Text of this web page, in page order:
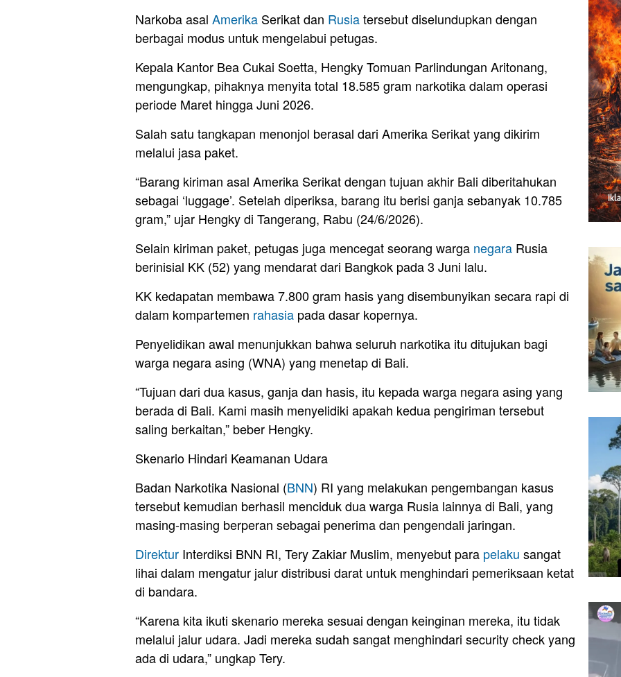
Narkoba asal Amerika Serikat dan Rusiatersebut diselundupkan dengan
berbagai modus untuk mengelabui petugas.
Kepala Kantor Bea Cukai Soetta, Hengky Tomuan Parlindungan Aritonang,
mengungkap, pihaknya menyita total 18.585 gram narkotika dalam operasi
periode Maret hingga Juni 2026.
Salah satu tangkapan menonjol berasal dari Amerika Serikat yang dikirim
melalui jasa paket.
“Barang kiriman asal Amerika Serikat dengan tujuan akhir Bali diberitahukan
sebagai ‘luggage’. Setelah diperiksa, barang itu berisi ganja sebanyak 10.785
gram,” ujar Hengky di Tangerang, Rabu (24/6/2026).
Selain kiriman paket, petugas juga mencegat seorang warga negara Rusia
berinisial KK (52) yang mendarat dari Bangkok pada 3 Juni lalu.
KK kedapatan membawa 7.800 gram hasis yang disembunyikan secara rapi di
dalam kompartemen rahasia pada dasar kopernya.
Penyelidikan awal menunjukkan bahwa seluruh narkotika itu ditujukan bagi
warga negara asing (WNA) yang menetap di Bali.
“Tujuan dari dua kasus, ganja dan hasis, itu kepada warga negara asing yang
berada di Bali. Kami masih menyelidiki apakah kedua pengiriman tersebut
saling berkaitan,” beber Hengky.
Skenario Hindari Keamanan Udara
Badan Narkotika Nasional (BNN) RI yang melakukan pengembangan kasus
tersebut kemudian berhasil menciduk dua warga Rusia lainnya di Bali, yang
masing-masing berperan sebagai penerima dan pengendali jaringan.
Direktur Interdiksi BNN RI, Tery Zakiar Muslim, menyebut para pelaku sangat
lihai dalam mengatur jalur distribusi darat untuk menghindari pemeriksaan ketat
di bandara.
“Karena kita ikuti skenario mereka sesuai dengan keinginan mereka, itu tidak
melalui jalur udara. Jadi mereka sudah sangat menghindari security check yang
ada di udara,” ungkap Tery.